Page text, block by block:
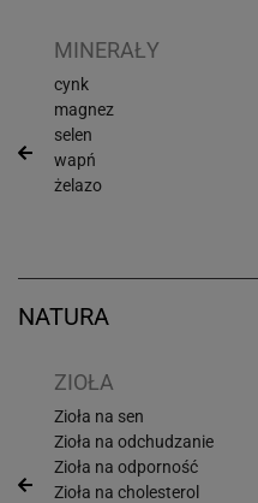
MINERAŁY
cynk
magnez
selen
wapń
żelazo
NATURA
ZIOŁA
Zioła na sen
Zioła na odchudzanie
Zioła na odporność
Zioła na cholesterol